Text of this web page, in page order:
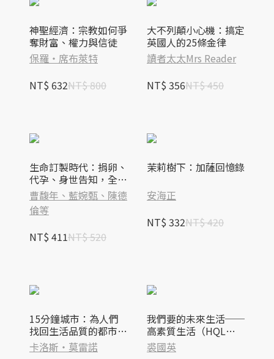
神聖經濟：宗教如何爭
奪財富、權力與信徒
保羅‧席布萊特
NT$ 632NT$ 800
大不列顛小心機：搞定
英國人的25條金律
讀者太太Mrs Reader
NT$ 356NT$ 450
生命訂製時代：捐卵、
代孕、身世告知，全球
人工生殖產業鏈下的臺
灣
曹馥年、藍婉甄、陳德
倫等
NT$ 411NT$ 520
茉莉樹下：加薩回憶錄
安海正
NT$ 332NT$ 420
15分鐘城市：為人們
找回生活品質的都市計
畫新趨勢
卡洛斯‧莫雷諾
我們要的未來生活──
高素質生活（HQL）
文明路線圖
裘國英